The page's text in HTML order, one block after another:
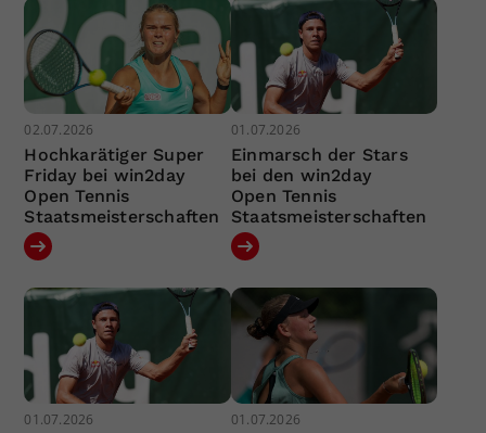
02.07.2026
Hochkarätiger Super
Friday bei win2day
Open Tennis
Staatsmeisterschaften
01.07.2026
Einmarsch der Stars
bei den win2day
Open Tennis
Staatsmeisterschaften
01.07.2026 01.07.2026